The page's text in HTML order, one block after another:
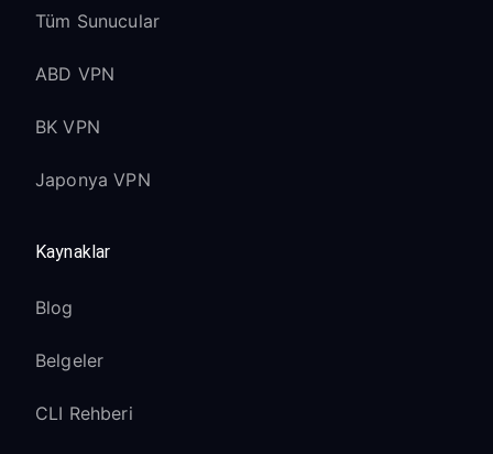
Tüm Sunucular
ABD VPN
BK VPN
Japonya VPN
Kaynaklar
Blog
Belgeler
CLI Rehberi